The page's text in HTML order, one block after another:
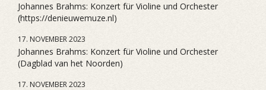
Johannes Brahms: Konzert für Violine und Orchester
(https://denieuwemuze.nl)
17. NOVEMBER 2023
Johannes Brahms: Konzert für Violine und Orchester
(Dagblad van het Noorden)
17. NOVEMBER 2023